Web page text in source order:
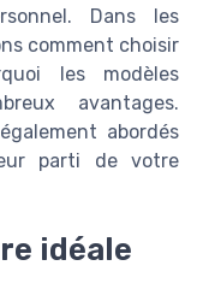
Dans les
comment choisir
les modèles
avantages.
abordés
parti de votre
idéale